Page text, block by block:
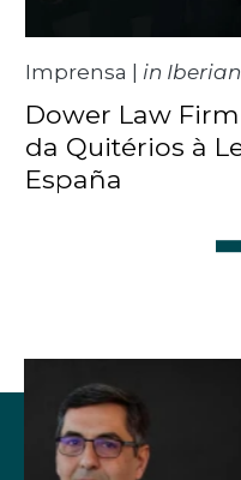
Imprensa in
Dower Law
da Quitérios à
España